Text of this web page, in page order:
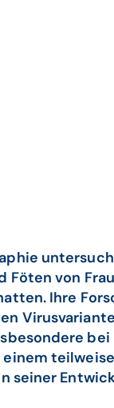
von
Ihre
seiner